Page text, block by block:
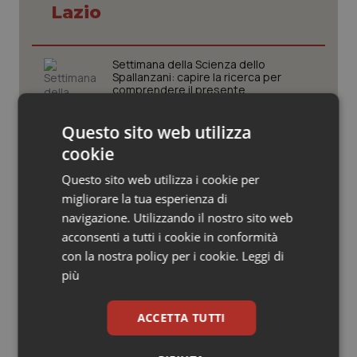
Veneto
Oncoematologia
Oncologia & Nutrizione
Psoriasi & pelle
Quotidiano Chirurgia
Quotidiano Oncologia
Rene & patologie urogenitali
Lazio
Settimana della Scienza dello
Spallanzani: capire la ricerca per
comprendere il presente
Regione Lombardia scrive al ministro
Schillaci: “Gli attuali indicatori non
fotografano la qualità reale del Ssn”
Case di comunità. La sfida ora è
riempirle di professionisti e servizi. Il
punto della Conferenza delle Regioni
criticità riscontrate, stop al
laboratorio di Embriologia
Questo sito web utilizza
cookie
Questo sito web utilizza i cookie per
migliorare la tua esperienza di
navigazione. Utilizzando il nostro sito web
acconsenti a tutti i cookie in conformità
con la nostra policy per i cookie. Leggi di
più
ACCETTA TUTTI